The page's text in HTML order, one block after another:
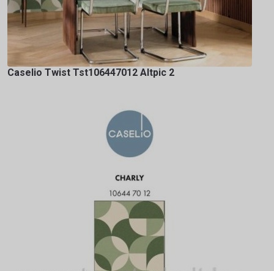
Caselio Twist Tst106447012 Altpic 2